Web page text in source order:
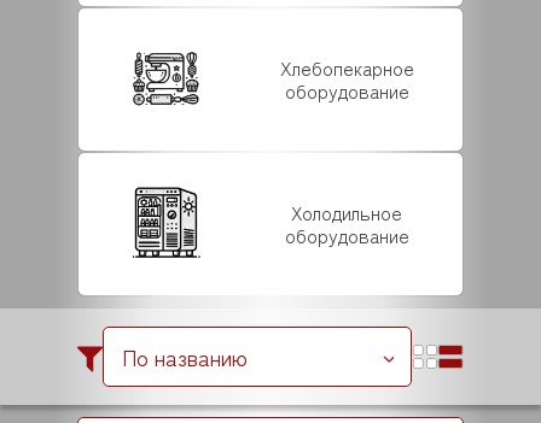
Хлебопекарное
оборудование
Холодильное
оборудование
По названию